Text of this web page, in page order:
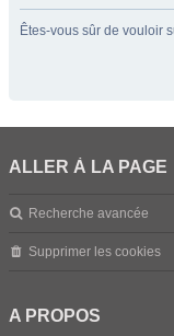
Êtes-vous sûr de vouloir
ALLER À LA PAGE
Recherche avancée
Supprimer les cookies
A PROPOS